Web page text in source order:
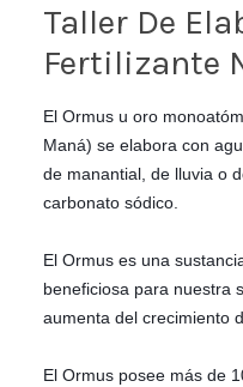
Taller De
Fertilizante
El Ormus u oro
Maná) se elabora con
de manantial, de lluvia o
carbonato sódico.
El Ormus es una
beneficiosa para nuestra
aumenta del crecimiento
El Ormus posee más de